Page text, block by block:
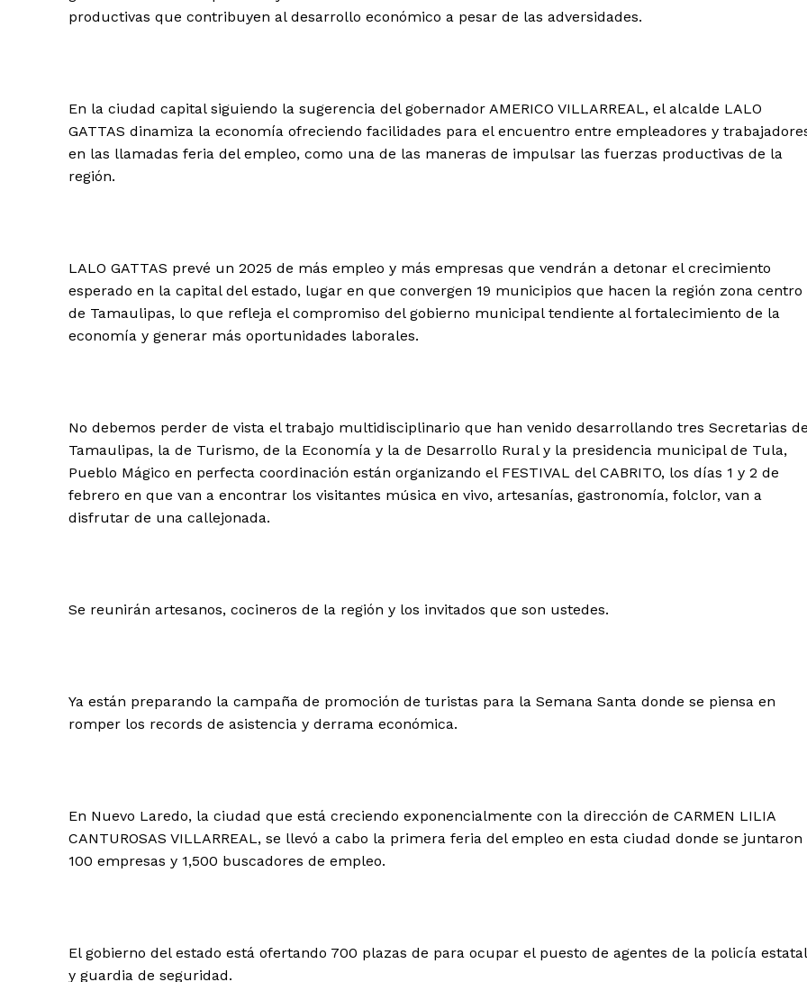
productivas que contribuyen al desarrollo económico a pesar de las adversidades.
En la ciudad capital siguiendo la sugerencia del gobernador AMERICO VILLARREAL, el alcalde LALO
GATTAS dinamiza la economía ofreciendo facilidades para el encuentro entre empleadores y
en las llamadas feria del empleo, como una de las maneras de impulsar las fuerzas productivas de la
región.
LALO GATTAS prevé un 2025 de más empleo y más empresas que vendrán a detonar el crecimiento
esperado en la capital del estado, lugar en que convergen 19 municipios que hacen la región zona centro
de Tamaulipas, lo que refleja el compromiso del gobierno municipal tendiente al fortalecimiento de la
economía y generar más oportunidades laborales.
No debemos perder de vista el trabajo multidisciplinario que han venido desarrollando tres Secretarias
Tamaulipas, la de Turismo, de la Economía y la de Desarrollo Rural y la presidencia municipal de Tula,
Pueblo Mágico en perfecta coordinación están organizando el FESTIVAL del CABRITO, los días 1 y 2 de
febrero en que van a encontrar los visitantes música en vivo, artesanías, gastronomía, folclor, van a
disfrutar de una callejonada.
Se reunirán artesanos, cocineros de la región y los invitados que son ustedes.
Ya están preparando la campaña de promoción de turistas para la Semana Santa donde se piensa en
romper los records de asistencia y derrama económica.
En Nuevo Laredo, la ciudad que está creciendo exponencialmente con la dirección de CARMEN LILIA
CANTUROSAS VILLARREAL, se llevó a cabo la primera feria del empleo en esta ciudad donde se juntaron
100 empresas y 1,500 buscadores de empleo.
El gobierno del estado está ofertando 700 plazas de para ocupar el puesto de agentes de la policía estatal
y guardia de seguridad.